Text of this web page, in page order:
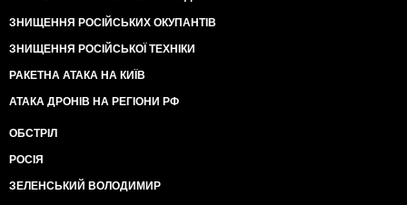
ЗНИЩЕННЯ РОСІЙСЬКИХ ОКУПАНТІВ
ЗНИЩЕННЯ РОСІЙСЬКОЇ ТЕХНІКИ
РАКЕТНА АТАКА НА КИЇВ
АТАКА ДРОНІВ НА РЕГІОНИ РФ
ОБСТРІЛ
РОСІЯ
ЗЕЛЕНСЬКИЙ ВОЛОДИМИР